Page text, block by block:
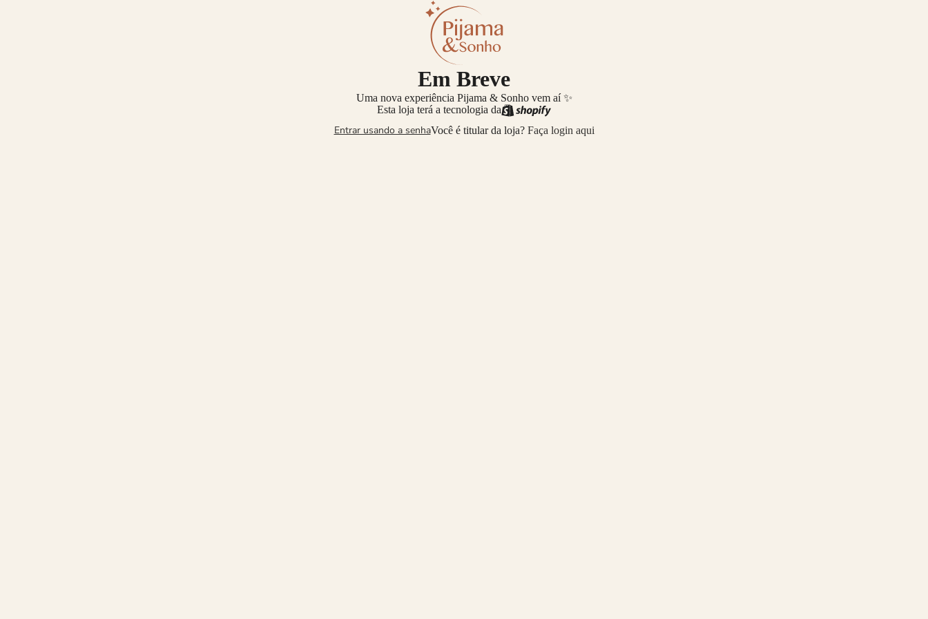
Em Breve
Uma nova experiência Pijama & Sonho vem aí ✨
Esta loja terá a tecnologia da
Entrar usando a senhaVocê é titular da loja? Faça login aqui